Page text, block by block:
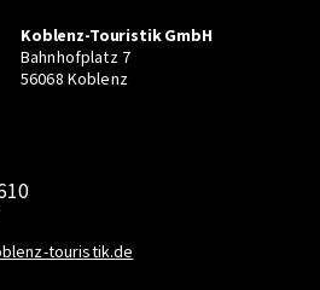
Koblenz-Touristik GmbH
Bahnhofplatz 7
56068 Koblenz
touristik.de